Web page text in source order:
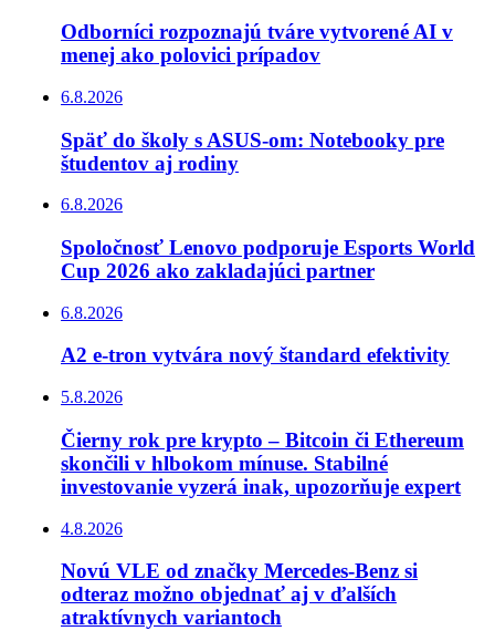
Odborníci rozpoznajú tváre vytvorené AI v
menej ako polovici prípadov
6.8.2026
Späť do školy s ASUS-om: Notebooky pre
študentov aj rodiny
6.8.2026
Spoločnosť Lenovo podporuje Esports World
Cup 2026 ako zakladajúci partner
6.8.2026
A2 e-tron vytvára nový štandard efektivity
5.8.2026
Čierny rok pre krypto – Bitcoin či Ethereum
skončili v hlbokom mínuse. Stabilné
investovanie vyzerá inak, upozorňuje expert
4.8.2026
Novú VLE od značky Mercedes-Benz si
odteraz možno objednať aj v ďalších
atraktívnych variantoch